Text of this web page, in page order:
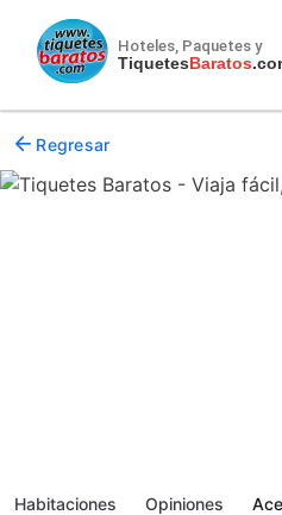
Hoteles, Paquetes y
TiquetesBaratos
Regresar
Habitaciones Opiniones